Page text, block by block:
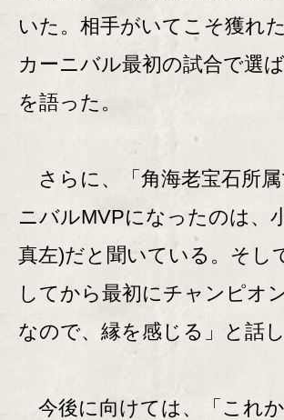
いた。相手がいてこそ獲れ
カーニバル最初の試合で選
を語った。
さらに、「角海老宝石所
ニバルMVPになったのは、
真左)だと聞いている。そし
してから最初にチャンピオ
なので、縁を感じる」と話し
今後に向けては、「これ